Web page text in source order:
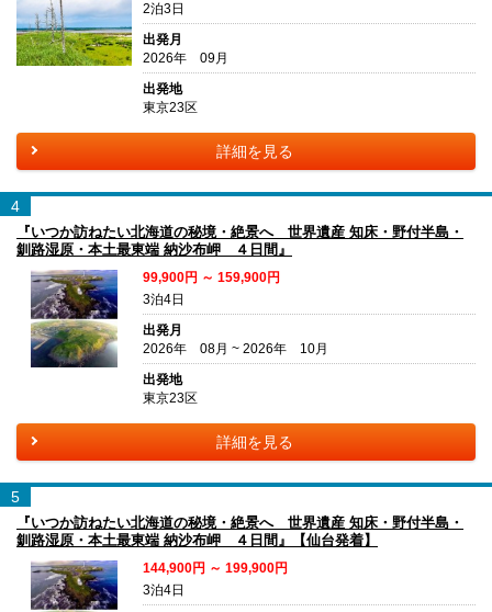
2泊3日
出発月
2026年 09月
出発地
東京23区
詳細を見る
4
『いつか訪ねたい北海道の秘境・絶景へ 世界遺産 知床・野付半島・
釧路湿原・本土最東端 納沙布岬 ４日間』
99,900円 ～ 159,900円
3泊4日
出発月
2026年 08月 ~ 2026年 10月
出発地
東京23区
詳細を見る
5
『いつか訪ねたい北海道の秘境・絶景へ 世界遺産 知床・野付半島・
釧路湿原・本土最東端 納沙布岬 ４日間』【仙台発着】
144,900円 ～ 199,900円
3泊4日